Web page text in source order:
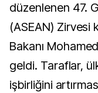
düzenlenen 47.
(ASEAN) Zirvesi
Bakanı
geldi. Taraflar,
işbirliğini